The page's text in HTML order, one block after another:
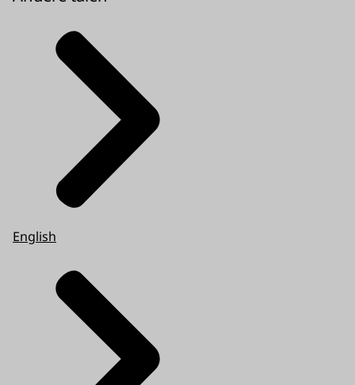
Zodra wij uw vraag hebben beantwoord
worden uw gegevens uit onze systemen
verwijderd.
Wat zijn uw rechten?
Meer informatie over uw rechten vindt u op
de pagina
tabblad)
English